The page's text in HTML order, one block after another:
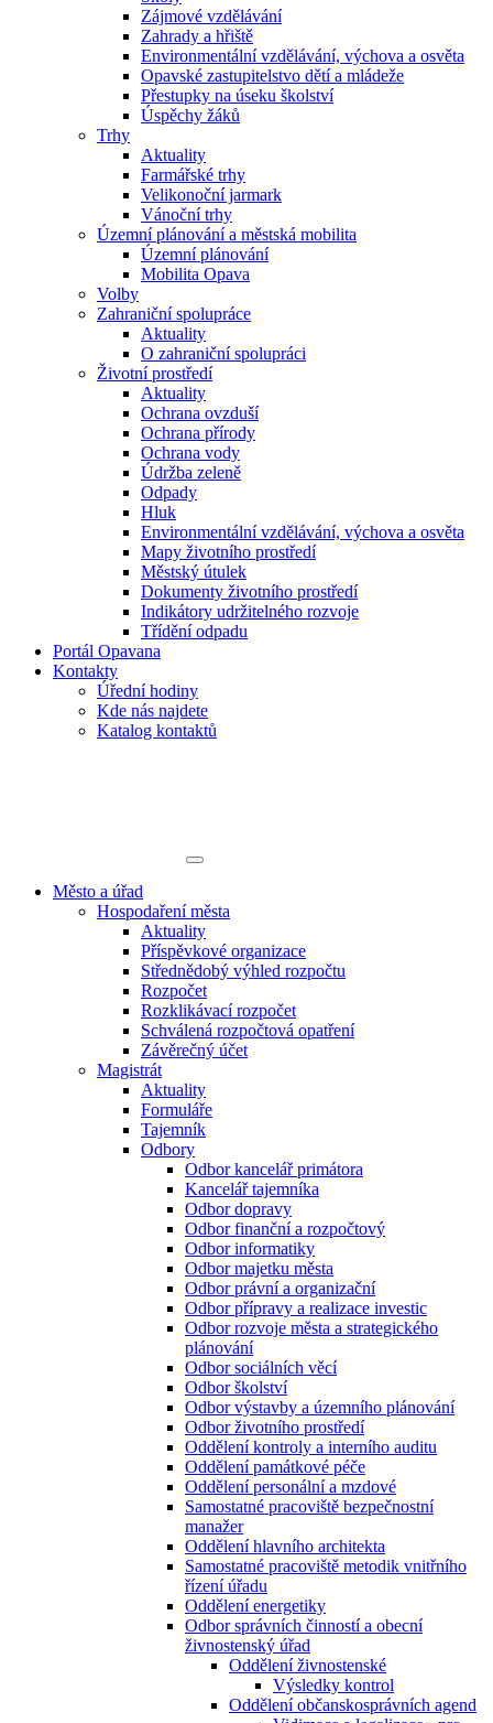
Zájmové vzdělávání
Zahrady a hřiště
Environmentální vzdělávání, výchova a osvěta
Opavské zastupitelstvo dětí a mládeže
Přestupky na úseku školství
Úspěchy žáků
Trhy
Aktuality
Farmářské trhy
Velikonoční jarmark
Vánoční trhy
Územní plánování a městská mobilita
Územní plánování
Mobilita Opava
Volby
Zahraniční spolupráce
Aktuality
O zahraniční spolupráci
Životní prostředí
Aktuality
Ochrana ovzduší
Ochrana přírody
Ochrana vody
Údržba zeleně
Odpady
Hluk
Environmentální vzdělávání, výchova a osvěta
Mapy životního prostředí
Městský útulek
Dokumenty životního prostředí
Indikátory udržitelného rozvoje
Třídění odpadu
Portál Opavana
Kontakty
Úřední hodiny
Kde nás najdete
Katalog kontaktů
Město a úřad
Hospodaření města
Aktuality
Příspěvkové organizace
Střednědobý výhled rozpočtu
Rozpočet
Rozklikávací rozpočet
Schválená rozpočtová opatření
Závěrečný účet
Magistrát
Aktuality
Formuláře
Tajemník
Odbory
Odbor kancelář primátora
Kancelář tajemníka
Odbor dopravy
Odbor finanční a rozpočtový
Odbor informatiky
Odbor majetku města
Odbor právní a organizační
Odbor přípravy a realizace investic
Odbor rozvoje města a strategického
plánování
Odbor sociálních věcí
Odbor školství
Odbor výstavby a územního plánování
Odbor životního prostředí
Oddělení kontroly a interního auditu
Oddělení památkové péče
Oddělení personální a mzdové
Samostatné pracoviště bezpečnostní
manažer
Oddělení hlavního architekta
Samostatné pracoviště metodik vnitřního
řízení úřadu
Oddělení energetiky
Odbor správních činností a obecní
živnostenský úřad
Oddělení živnostenské
Výsledky kontrol
Oddělení občanskosprávních agend